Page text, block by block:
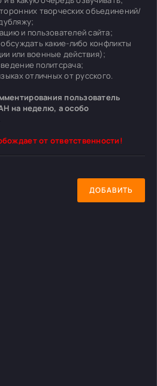
творческих объединений/
и пользователей сайта;
какие-либо конфликты
или военные действия);
политсрача;
отличных от русского.
пользователь
на неделю, а особо
от ответственности!
ДОБАВИТЬ